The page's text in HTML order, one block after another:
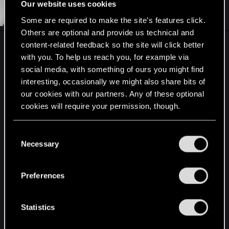
Our website uses cookies
Some are required to make the site’s features click.
Others are optional and provide us technical and
content-related feedback so the site will click better
with you. To help us reach you, for example via
social media, with something of ours you might find
interesting, occasionally we might also share bits of
our cookies with our partners. Any of these optional
cookies will require your permission, though.
and tweak your preferences regarding them in the
Necessary
Preferences
Statistics
May 21, 2015
@GosuPLczy zawsze przy takim oświetleniu jak
masz na ostatnich skrinach jest tak.. bordowo? Czy
ta sama paleta jest przy sztucznym (znaczy
pochodnie, lampy itp) oświetleniu?
Poza tym woda wygląda kiepsko i strasznie
dziwnie jak na mój gust. Połączenie mgiełki i
pajęczyny, które falują. Gdy jest to zaanimowane
wypowiadają się na temat grafiki. I mi to wystarczy.
Budujące jest, że zamierzają poświęcić czas na
dodanie nowych możliwości graficznych, zbliżyć
się do tego czego ludzie oczekiwali po vgx.